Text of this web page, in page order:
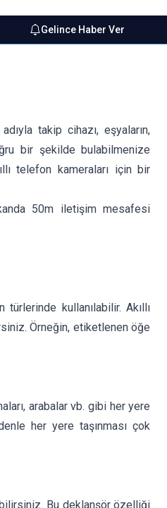
Gelince Haber Ver
takip cihazı, eşyaların,
bir şekilde bulabilmenize
telefon kameraları için bir
50m iletişim mesafesi
kullanılabilir. Akıllı
Örneğin, etiketlenen öğe
arabalar vb. gibi her yere
her yere taşınması çok
Bu deklanşör özelliği